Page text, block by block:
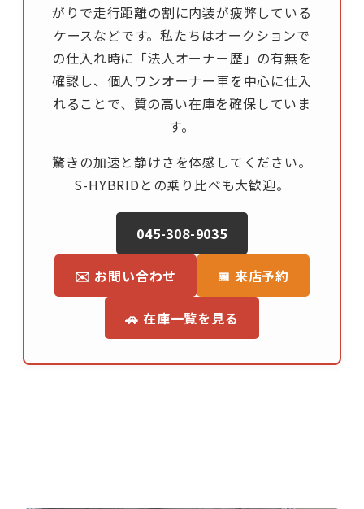
がりで走行距離の割に内装が疲弊している
ケースなどです。私たちはオークションで
の仕入れ時に「法人オーナー歴」の有無を
確認し、個人ワンオーナー車を中心に仕入
れることで、質の高い在庫を確保していま
す。
驚きの加速と静けさを体感してください。
S-HYBRIDとの乗り比べも大歓迎。
045-308-9035
✉️ お問い合わせ 📅 来店予約
🚗 在庫一覧を見る